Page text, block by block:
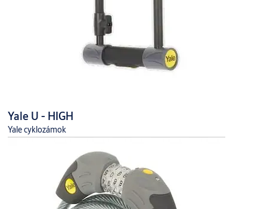
Yale U - HIGH
Yale cyklozámok